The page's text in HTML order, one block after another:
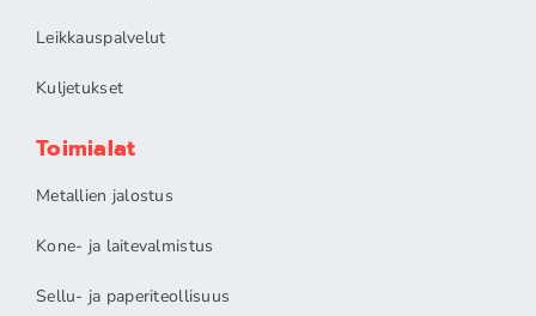
Leikkauspalvelut
Kuljetukset
Toimialat
Metallien jalostus
Kone- ja laitevalmistus
Sellu- ja paperiteollisuus